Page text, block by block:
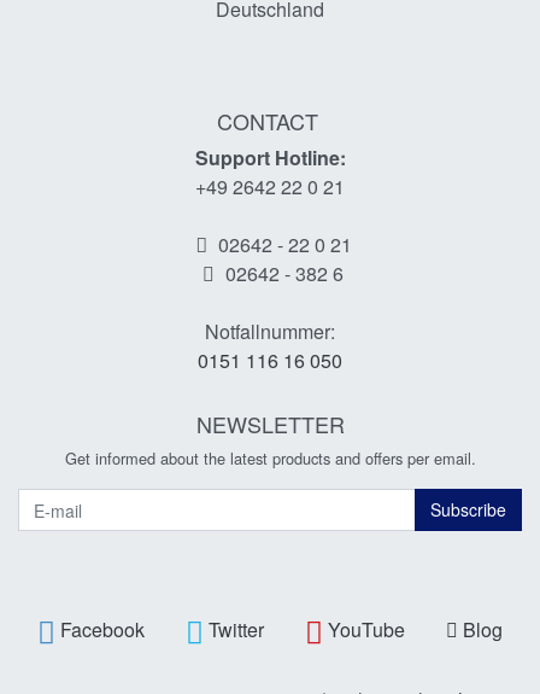
Deutschland
CONTACT
Support Hotline:
+49 2642 22 0 21
02642 - 22 0 21
02642 - 382 6
Notfallnummer:
0151 116 16 050
NEWSLETTER
Get informed about the latest products and offers per email.
Subscribe
Facebook Twitter YouTube Blog